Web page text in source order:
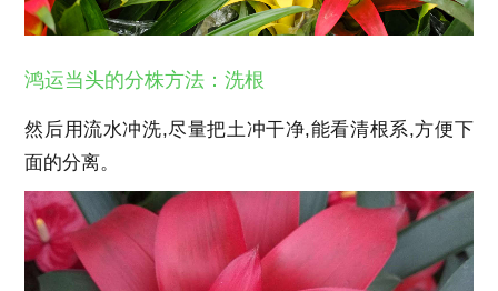
鸿运当头的分株方法：洗根
然后用流水冲洗,尽量把土冲干净,能看清根系,方便下
面的分离。